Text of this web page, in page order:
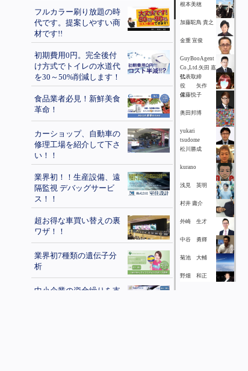
フルカラー刷り放題の時
代です。提案しやすい商
材です!!
初期費用0円。完全後付
け方式でトイレの水道代
を30～50%削減します！
食品業者必見！新鮮美食
革命！
カーショップ、自動車の
修理工場を紹介して下さ
い！！
業界初！！生産設備、遠
隔監視 デバッグサービ
ス！！
超お得な車買い替えの裏
ワザ！！
業界初7種類の遺伝子分
析
中小企業の資金繰りを支
根本美穂
加藤駝鳥 貴之
金重 宣俊
GuyBooAgent
Co.,Ltd.矢田 嘉
弘
代表取締
役 矢作
保
佐藤悦子
奥田邦博
yukari
tsudome
松川勝成
kurano
浅見 英明
村井 庸介
外崎 生才
中谷 勇輝
菊池 大輔
野畑 和正